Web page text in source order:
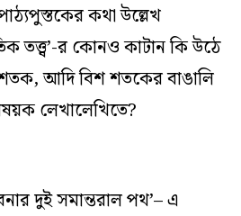
কথা উল্লেখ
তত্ত্ব’-র কোনও কাটান কি উঠে
আদি বিশ শতকের বাঙালি
লেখালেখিতে?
দুই সমান্তরাল পথ’– এ